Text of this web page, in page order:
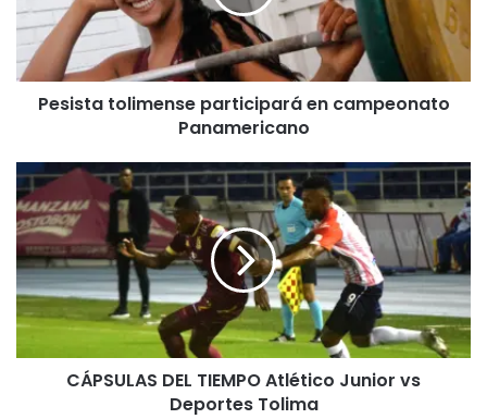
t
a
o
e
n
s
e
p
a
r
t
Pesista tolimense participará en campeonato
Panamericano
C
Á
P
S
U
L
A
S
D
CÁPSULAS DEL TIEMPO Atlético Junior vs
Deportes Tolima